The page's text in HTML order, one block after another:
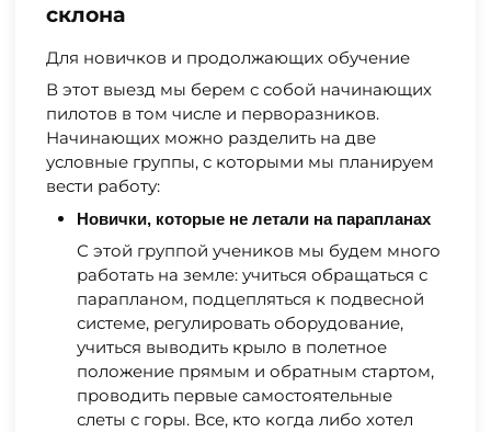
склона
Для новичков и продолжающих обучение
В этот выезд мы берем с собой начинающих
пилотов в том числе и перворазников.
Начинающих можно разделить на две
условные группы, с которыми мы планируем
вести работу:
Новички, которые не летали на парапланах
С этой группой учеников мы будем много
работать на земле: учиться обращаться с
парапланом, подцепляться к подвесной
системе, регулировать оборудование,
учиться выводить крыло в полетное
положение прямым и обратным стартом,
проводить первые самостоятельные
слеты с горы. Все, кто когда либо хотел